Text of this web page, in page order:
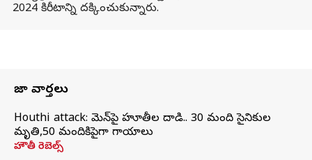
2024 కిరీటాన్ని దక్కించుకున్నారు.
తాజా వార్తలు
Houthi attack: యెమెన్‌పై హూతీల దాడి.. 30 మంది సైనికుల
మృతి,50 మందికిపైగా గాయాలు
హౌతీ రెబెల్స్